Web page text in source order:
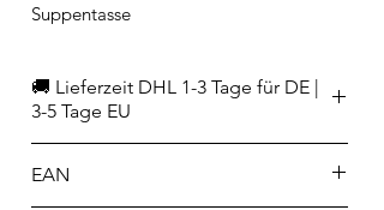
Suppentasse
🚚 Lieferzeit DHL 1-3 Tage für DE |
3-5 Tage EU
EAN